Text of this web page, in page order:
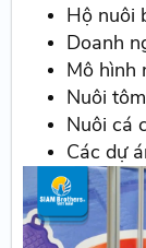
Hộ nuôi
Doanh
Mô hình
Nuôi
Nuôi cá
Các dự